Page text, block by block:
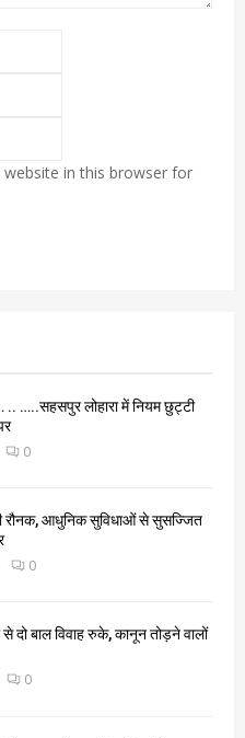
website in this browser for
…..सहसपुर लोहारा में नियम छुट्टी
0
रौनक, आधुनिक सुविधाओं से सुसज्जित
0
दो बाल विवाह रुके, कानून तोड़ने वालों
0